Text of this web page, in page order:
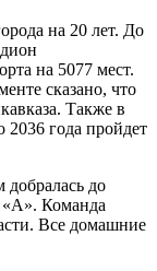
на 20 лет. До
на 5077 мест.
сказано, что
Также в
2036 года пройдет
добралась до
Команда
Все домашние